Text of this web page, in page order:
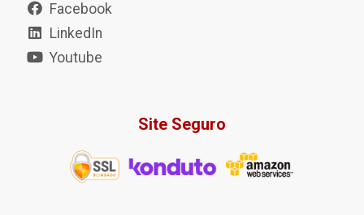
Facebook
LinkedIn
Youtube
Site Seguro